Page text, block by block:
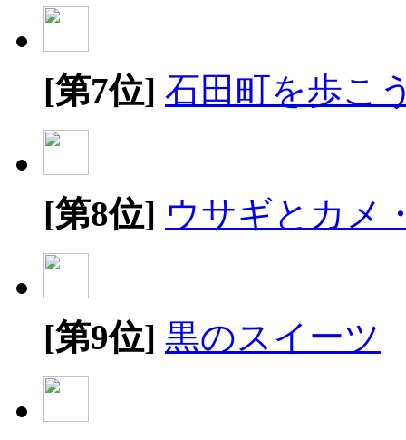
[第7位] 石田町を歩こ
[第8位] ウサギとカメ
[第9位] 黒のスイーツ